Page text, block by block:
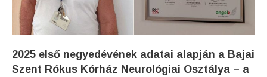
2025 első negyedévének adatai alapján a Bajai
Szent Rókus Kórház Neurológiai Osztálya – a